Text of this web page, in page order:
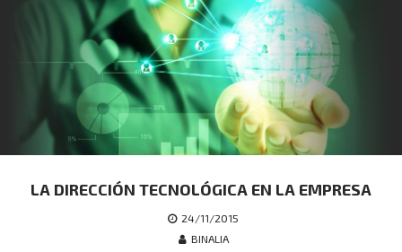
LA DIRECCIÓN TECNOLÓGICA EN LA EMPRESA
24/11/2015
BINALIA